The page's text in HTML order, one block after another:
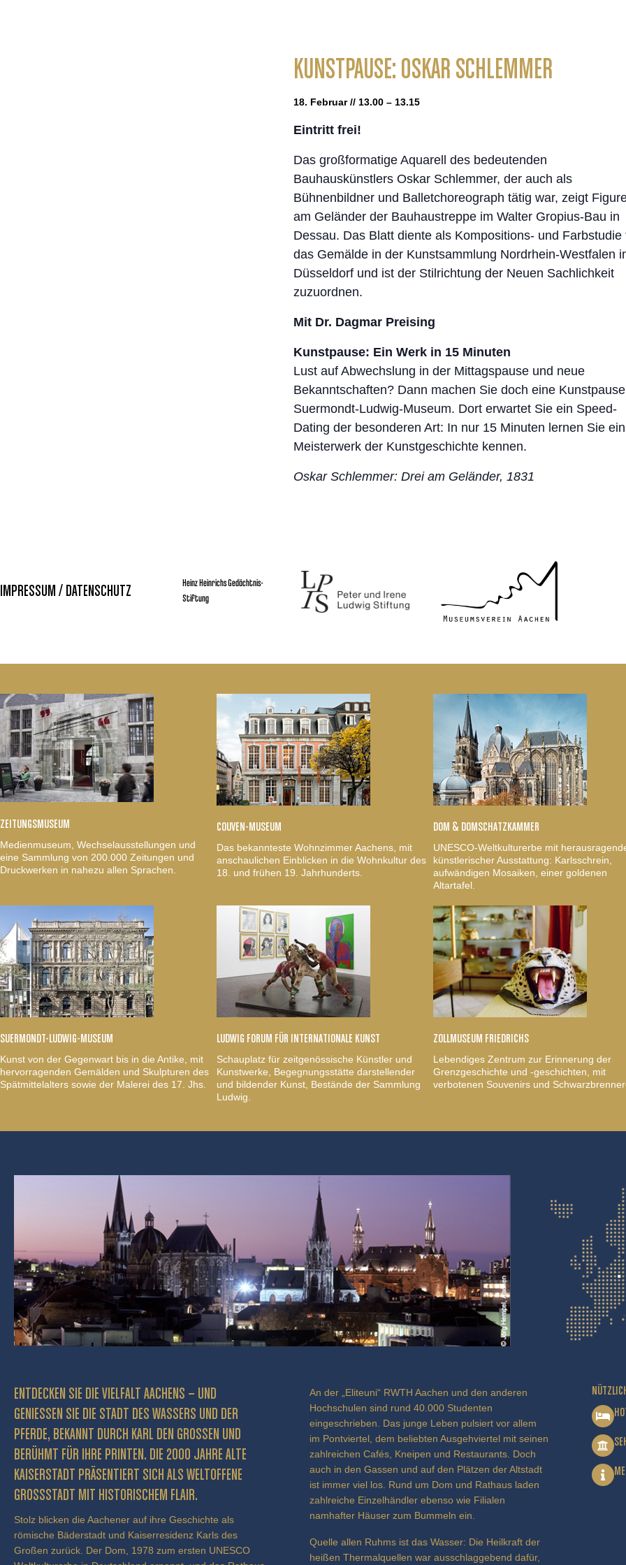
KUNSTPAUSE: OSKAR SCHLEMMER
18. Februar // 13.00 – 13.15
Eintritt frei!
Das großformatige Aquarell des bedeutenden
Bauhauskünstlers Oskar Schlemmer, der auch als
Bühnenbildner und Balletchoreograph tätig war, zeigt
am Geländer der Bauhaustreppe im Walter Gropius-Bau in
Dessau. Das Blatt diente als Kompositions- und Farbstudie
das Gemälde in der Kunstsammlung Nordrhein-Westfalen
Düsseldorf und ist der Stilrichtung der Neuen Sachlichkeit
zuzuordnen.
Mit Dr. Dagmar Preising
Kunstpause: Ein Werk in 15 Minuten
Lust auf Abwechslung in der Mittagspause und neue
Bekanntschaften? Dann machen Sie doch eine
Suermondt-Ludwig-Museum. Dort erwartet Sie ein Speed-
Dating der besonderen Art: In nur 15 Minuten lernen Sie ein
Meisterwerk der Kunstgeschichte kennen.
Oskar Schlemmer: Drei am Geländer, 1831
IMPRESSUM / DATENSCHUTZ
Heinz Heinrichs Gedächtnis-
Stiftung
ZEITUNGSMUSEUM
Medienmuseum, Wechselausstellungen und
eine Sammlung von 200.000 Zeitungen und
Druckwerken in nahezu allen Sprachen.
COUVEN-MUSEUM
Das bekannteste Wohnzimmer Aachens, mit
anschaulichen Einblicken in die Wohnkultur des
18. und frühen 19. Jahrhunderts.
DOM & DOMSCHATZKAMMER
UNESCO-Weltkulturerbe mit
künstlerischer Ausstattung: Karlsschrein,
aufwändigen Mosaiken, einer goldenen
Altartafel.
SUERMONDT-LUDWIG-MUSEUM
Kunst von der Gegenwart bis in die Antike, mit
hervorragenden Gemälden und Skulpturen des
Spätmittelalters sowie der Malerei des 17. Jhs.
LUDWIG FORUM FÜR INTERNATIONALE KUNST
Schauplatz für zeitgenössische Künstler und
Kunstwerke, Begegnungsstätte darstellender
und bildender Kunst, Bestände der Sammlung
Ludwig.
ZOLLMUSEUM FRIEDRICHS
Lebendiges Zentrum zur Erinnerung der
Grenzgeschichte und -geschichten, mit
verbotenen Souvenirs und
ENTDECKEN SIE DIE VIELFALT AACHENS – UND
GENIESSEN SIE DIE STADT DES WASSERS UND DER P
FERDE, BEKANNT DURCH KARL DEN GROSSEN UND BE
RÜHMT FÜR IHRE PRINTEN. DIE 2000 JAHRE ALTE KA
ISERSTADT PRÄSENTIERT SICH ALS WELTOFFENE GR
OSSSTADT MIT HISTORISCHEM FLAIR.
Stolz blicken die Aachener auf ihre Geschichte als
römische Bäderstadt und Kaiserresidenz Karls des
Großen zurück. Der Dom, 1978 zum ersten UNESCO
An der „Eliteuni“ RWTH Aachen und den anderen
Hochschulen sind rund 40.000 Studenten
eingeschrieben. Das junge Leben pulsiert vor allem
im Pontviertel, dem beliebten Ausgehviertel mit seinen
zahlreichen Cafés, Kneipen und Restaurants. Doch
auch in den Gassen und auf den Plätzen der Altstadt
ist immer viel los. Rund um Dom und Rathaus laden
zahlreiche Einzelhändler ebenso wie Filialen
namhafter Häuser zum Bummeln ein.
Quelle allen Ruhms ist das Wasser: Die Heilkraft der
heißen Thermalquellen war ausschlaggebend dafür,